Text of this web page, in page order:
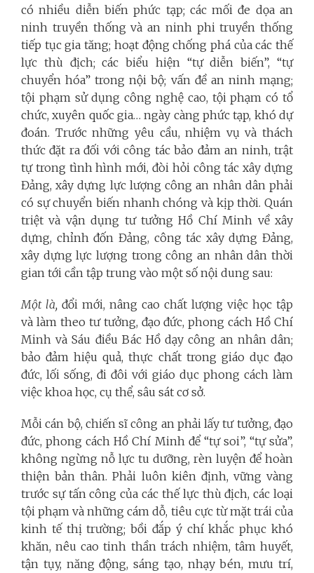
có nhiều diễn biến phức tạp; các mối đe dọa an
ninh truyền thống và an ninh phi truyền thống
tiếp tục gia tăng; hoạt động chống phá của các thế
lực thù địch; các biểu hiện “tự diễn biến”, “tự
chuyển hóa” trong nội bộ; vấn đề an ninh mạng;
tội phạm sử dụng công nghệ cao, tội phạm có tổ
chức, xuyên quốc gia… ngày càng phức tạp, khó dự
đoán. Trước những yêu cầu, nhiệm vụ và thách
thức đặt ra đối với công tác bảo đảm an ninh, trật
tự trong tình hình mới, đòi hỏi công tác xây dựng
Đảng, xây dựng lực lượng công an nhân dân phải
có sự chuyển biến nhanh chóng và kịp thời. Quán
triệt và vận dụng tư tưởng Hồ Chí Minh về xây
dựng, chỉnh đốn Đảng, công tác xây dựng Đảng,
xây dựng lực lượng trong công an nhân dân thời
gian tới cần tập trung vào một số nội dung sau:
Một là, đổi mới, nâng cao chất lượng việc học tập
và làm theo tư tưởng, đạo đức, phong cách Hồ Chí
Minh và Sáu điều Bác Hồ dạy công an nhân dân;
bảo đảm hiệu quả, thực chất trong giáo dục đạo
đức, lối sống, đi đôi với giáo dục phong cách làm
việc khoa học, cụ thể, sâu sát cơ sở.
Mỗi cán bộ, chiến sĩ công an phải lấy tư tưởng, đạo
đức, phong cách Hồ Chí Minh để “tự soi”, “tự sửa”,
không ngừng nỗ lực tu dưỡng, rèn luyện để hoàn
thiện bản thân. Phải luôn kiên định, vững vàng
trước sự tấn công của các thế lực thù địch, các loại
tội phạm và những cám dỗ, tiêu cực từ mặt trái của
kinh tế thị trường; bồi đắp ý chí khắc phục khó
khăn, nêu cao tinh thần trách nhiệm, tâm huyết,
tận tụy, năng động, sáng tạo, nhạy bén, mưu trí,